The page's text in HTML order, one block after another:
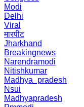
Modi
Delhi
Viral
मारपीट
Jharkhand
Breakingnews
Narendramodi
Nitishkumar
Madhya_pradesh
Nsui
Madhyapradesh